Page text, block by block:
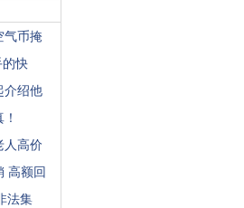
气币掩
的快
介绍他
人高价
高额回
法集